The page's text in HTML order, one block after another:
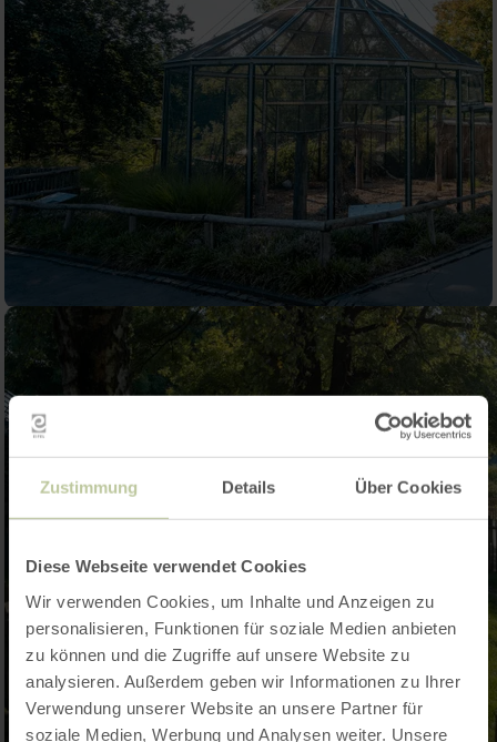
Zustimmung Details Über Cookies
Diese Webseite verwendet Cookies
Wir verwenden Cookies, um Inhalte und Anzeigen zu
personalisieren, Funktionen für soziale Medien anbieten
zu können und die Zugriffe auf unsere Website zu
analysieren. Außerdem geben wir Informationen zu Ihrer
Verwendung unserer Website an unsere Partner für
soziale Medien, Werbung und Analysen weiter. Unsere